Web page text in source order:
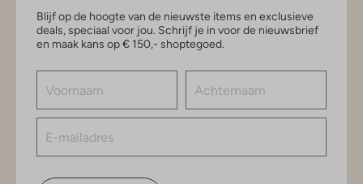
Blijf op de hoogte van de nieuwste items en exclusieve
deals, speciaal voor jou. Schrijf je in voor de nieuwsbrief
en maak kans op € 150,- shoptegoed.